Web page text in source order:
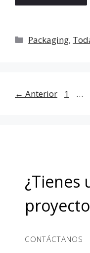
Categorías
Packaging,
← Anterior 1 …
¿Tienes
CONTÁCTANOS